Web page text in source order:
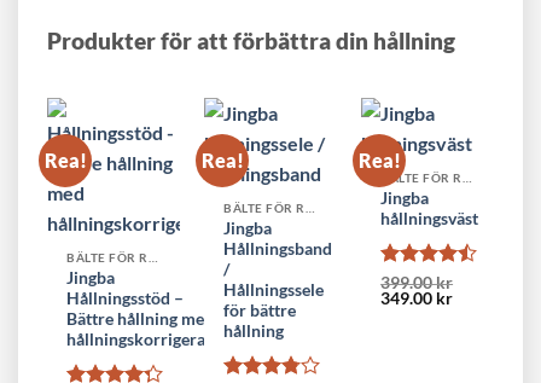
Produkter för att förbättra din hållning
Rea!
Jingba
Hållningsstöd –
Bättre hållning med
hållningskorrigerare
Rea!
Jingba
Hållningsband
/
Hållningssele
för bättre
hållning
Rea!
Jingba
hållningsväst
Betygsatt
4.44av 5
399.00kr
Det
349.00 krDet